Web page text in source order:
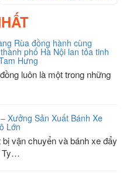
Rùa đồng hành cùng
phố Hà Nội lan tỏa tinh
Hưng
luôn là một trong những
Xưởng Sản Xuất Bánh Xe
Lớn
vận chuyển và bánh xe đẩy
Ty…